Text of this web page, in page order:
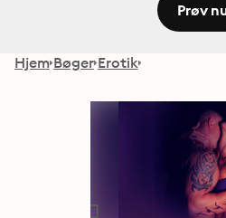
Prøv
Hjem Bøger Erotik